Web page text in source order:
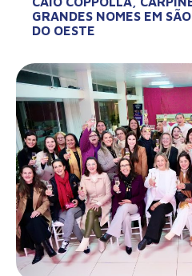
GRANDES NOMES EM
DO OESTE